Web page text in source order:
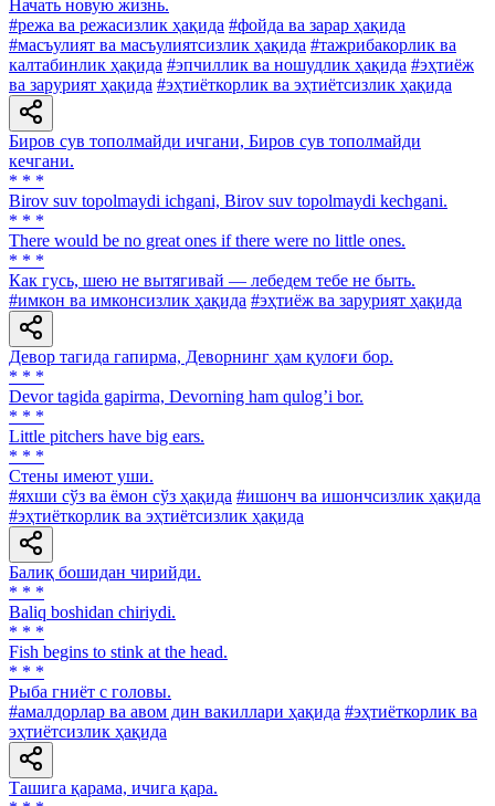
Начать новую жизнь.
#режа ва режасизлик ҳақида #фойда ва зарар ҳақида
#масъулият ва масъулиятсизлик ҳақида #тажрибакорлик ва
калтабинлик ҳақида #эпчиллик ва ношудлик ҳақида #эҳтиёж
ва зарурият ҳақида #эҳтиёткорлик ва эҳтиётсизлик ҳақида
Биров сув тополмайди ичгани, Биров сув тополмайди
кечгани.
* * *
Birov suv topolmaydi ichgani, Birov suv topolmaydi kechgani.
* * *
There would be no great ones if there were no little ones.
* * *
Как гусь, шею не вытягивай — лебедем тебе не быть.
#имкон ва имконсизлик ҳақида #эҳтиёж ва зарурият ҳақида
Девор тагида гапирма, Деворнинг ҳам қулоғи бор.
* * *
Devor tagida gapirma, Devorning ham qulogʼi bor.
* * *
Little pitchers have big ears.
* * *
Стены имеют уши.
#яхши сўз ва ёмон сўз ҳақида #ишонч ва ишончсизлик ҳақида
#эҳтиёткорлик ва эҳтиётсизлик ҳақида
Балиқ бошидан чирийди.
* * *
Baliq boshidan chiriydi.
* * *
Fish begins to stink at the head.
* * *
Рыба гниёт с головы.
#амалдорлар ва авом дин вакиллари ҳақида #эҳтиёткорлик ва
эҳтиётсизлик ҳақида
Ташига қарама, ичига қара.